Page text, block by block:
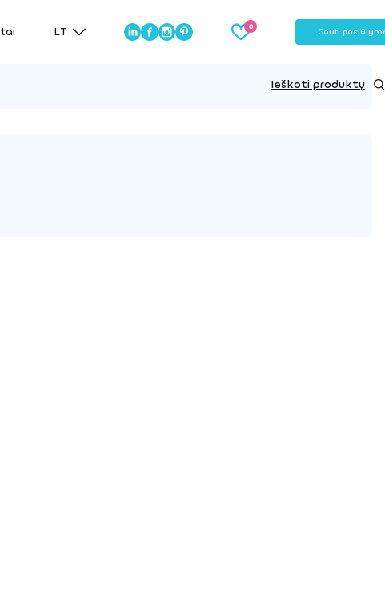
LT Gauti
Ieškoti produktų